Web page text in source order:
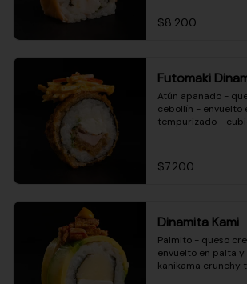
$8.200
Futomaki
Atún apanado -
cebollín - envuelto
tempurizado -
$7.200
Dinamita Kami
Palmito - queso
envuelto en palta
kanikama crunchy